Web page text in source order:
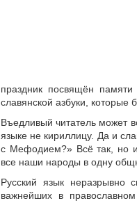
праздник посвящён
славянской азбуки, которые
Въедливый читатель может
языке не кириллицу. Да и
с Мефодием?» Всё так, но
все наши народы в одну
Русский язык неразрывно
важнейших в